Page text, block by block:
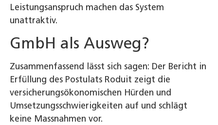
Leistungsanspruch machen das System
unattraktiv.
GmbH als Ausweg?
Zusammenfassend lässt sich sagen: Der Bericht in
Erfüllung des Postulats Roduit zeigt die
versicherungsökonomischen Hürden und
Umsetzungsschwierigkeiten auf und schlägt
keine Massnahmen vor.